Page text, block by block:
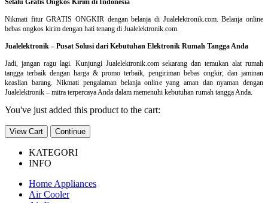
Selalu Gratis Ongkos Kirim di Indonesia
Nikmati fitur GRATIS ONGKIR dengan belanja di Jualelektronik.com. Belanja online
bebas ongkos kirim dengan hati tenang di Jualelektronik.com.
Jualelektronik – Pusat Solusi dari Kebutuhan Elektronik Rumah Tangga Anda
Jadi, jangan ragu lagi. Kunjungi Jualelektronik.com sekarang dan temukan alat rumah
tangga terbaik dengan harga & promo terbaik, pengiriman bebas ongkir, dan jaminan
keaslian barang. Nikmati pengalaman belanja online yang aman dan nyaman dengan
Jualelektronik – mitra terpercaya Anda dalam memenuhi kebutuhan rumah tangga Anda.
You've just added this product to the cart:
View Cart Continue
KATEGORI
INFO
Home Appliances
Air Cooler